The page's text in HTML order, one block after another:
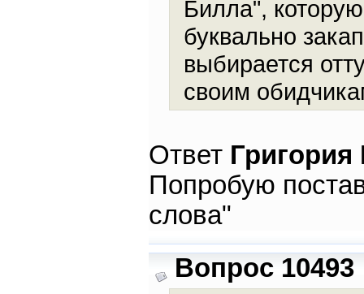
Билла",
буквально
выбирается
своим
Ответ
Попробую
слова"
Вопрос 10493